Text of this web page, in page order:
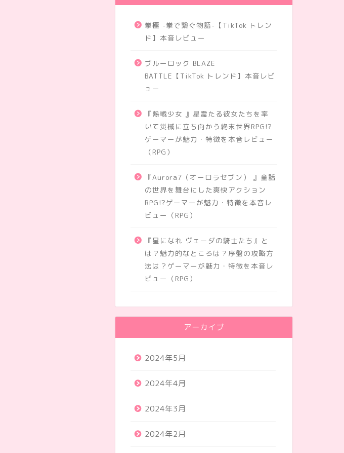
拳極 -拳で繋ぐ物語-【TikTok トレン
ド】本音レビュー
ブルーロック BLAZE
BATTLE【TikTok トレンド】本音レビ
ュー
『熱戦少女 』星霊たる彼女たちを率
いて災械に立ち向かう終末世界RPG!?
ゲーマーが魅力・特徴を本音レビュー
（RPG）
『Aurora7（オーロラセブン） 』童話
の世界を舞台にした爽快アクション
RPG!?ゲーマーが魅力・特徴を本音レ
ビュー（RPG）
『星になれ ヴェーダの騎士たち』と
は？魅力的なところは？序盤の攻略方
法は？ゲーマーが魅力・特徴を本音レ
ビュー（RPG）
アーカイブ
2024年5月
2024年4月
2024年3月
2024年2月